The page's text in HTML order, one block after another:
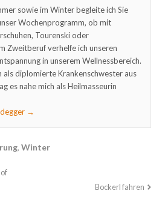
sowie im Winter begleite ich Sie
Wochenprogramm, ob mit
Tourenski oder
Zweitberuf verhelfe ich unseren
in unserem Wellnessbereich.
als diplomierte Krankenschwester aus
es nahe mich als Heilmasseurin
→
,Winter
Bockerl fahren